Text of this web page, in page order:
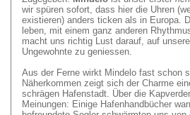
wir spüren sofort, dass hier die Uhren
existieren) anders ticken als in Europa.
leben, mit einem ganz anderen
macht uns richtig Lust darauf, auf
Ungewohnte zu geniessen.
Aus der Ferne wirkt Mindelo fast schon
Näherkommen zeigt sich der Charme
schrägen Hafenstadt. Über die
Meinungen: Einige Hafenhandbücher